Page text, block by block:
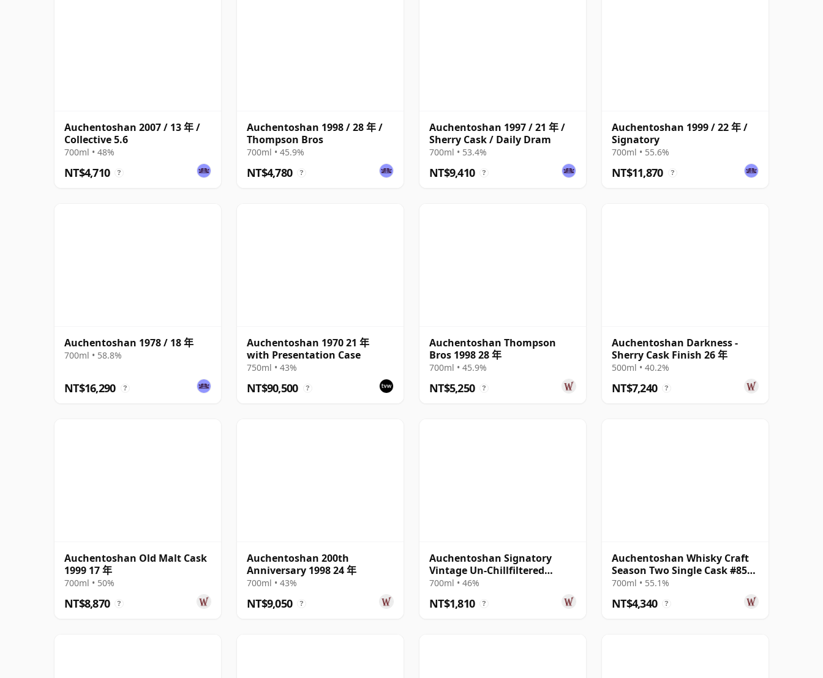
Auchentoshan 2007 / 13 年 /
Collective 5.6
700ml • 48%
NT$4,710 ?
Auchentoshan 1998 / 28 年 /
Thompson Bros
700ml • 45.9%
NT$4,780 ?
Auchentoshan 1997 / 21 年 /
Sherry Cask / Daily Dram
700ml • 53.4%
NT$9,410 ?
Auchentoshan 1999 / 22 年 /
Signatory
700ml • 55.6%
NT$11,870 ?
Auchentoshan 1978 / 18 年
700ml • 58.8%
NT$16,290 ?
Auchentoshan 1970 21 年
with Presentation Case
750ml • 43%
NT$90,500 ?
Auchentoshan Thompson
Bros 1998 28 年
700ml • 45.9%
NT$5,250 ?
Auchentoshan Darkness -
Sherry Cask Finish 26 年
500ml • 40.2%
NT$7,240 ?
Auchentoshan Old Malt Cask
1999 17 年
700ml • 50%
NT$8,870 ?
Auchentoshan 200th
Anniversary 1998 24 年
700ml • 43%
NT$9,050 ?
Auchentoshan Signatory
Vintage Un-Chillfiltered
Collection Sing 2013 13 年
700ml • 46%
NT$1,810 ?
Auchentoshan Whisky Craft
Season Two Single Cask #851
20 年
700ml • 55.1%
NT$4,340 ?